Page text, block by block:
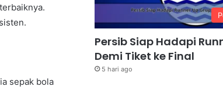
sepak bola
Persib Siap Hadapi
Demi Tiket ke Final
5 hari ago